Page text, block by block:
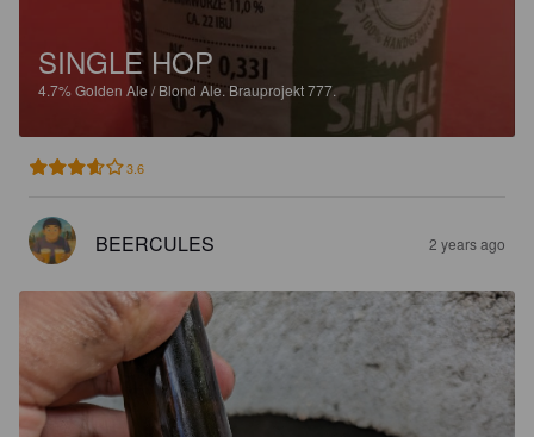
SINGLE HOP
4.7%Golden Ale / Blond Ale. Brauprojekt 777.
3.6
BEERCULES 2 years ago